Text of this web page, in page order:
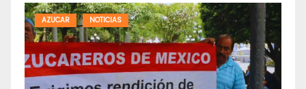
AZUCAR NOTICIAS